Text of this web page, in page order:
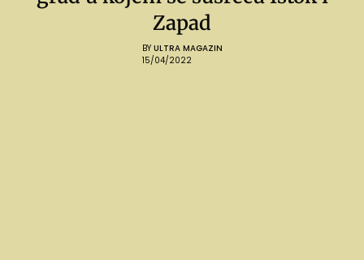
Zapad
BY ULTRA MAGAZIN
15/04/2022